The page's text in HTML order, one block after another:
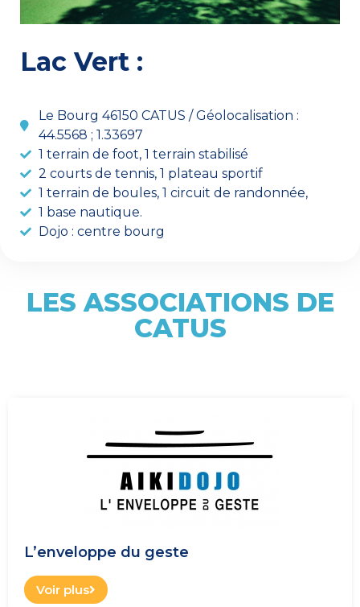
Lac Vert :
Le Bourg 46150 CATUS / Géolocalisation :
44.5568 ; 1.33697
1 terrain de foot, 1 terrain stabilisé
2 courts de tennis, 1 plateau sportif
1 terrain de boules, 1 circuit de randonnée,
1 base nautique.
Dojo : centre bourg
LES ASSOCIATIONS DE
CATUS
L’enveloppe du geste
Voir plus